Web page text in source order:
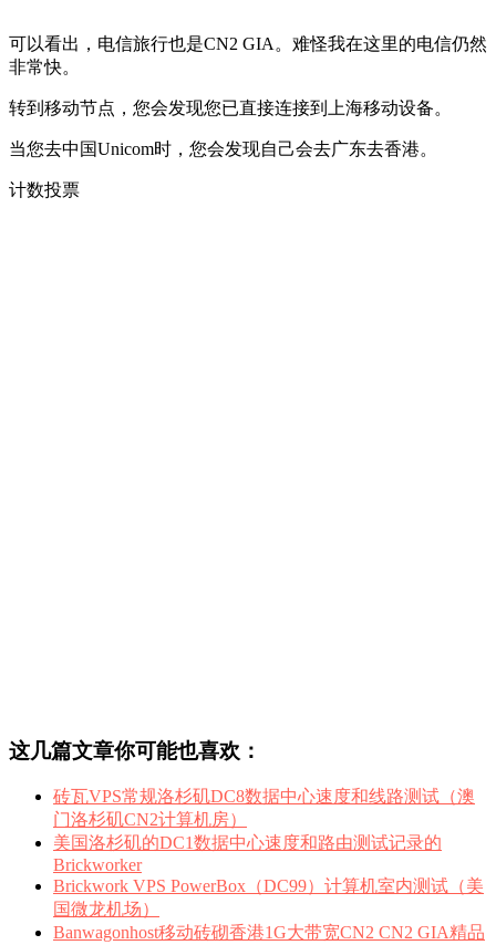
可以看出，电信旅行也是CN2 GIA。难怪我在这里的电信仍然
非常快。
转到移动节点，您会发现您已直接连接到上海移动设备。
当您去中国Unicom时，您会发现自己会去广东去香港。
计数投票
这几篇文章你可能也喜欢：
砖瓦VPS常规洛杉矶DC8数据中心速度和线路测试（澳
门洛杉矶CN2计算机房）
美国洛杉矶的DC1数据中心速度和路由测试记录的
Brickworker
Brickwork VPS PowerBox（DC99）计算机室内测试（美
国微龙机场）
Banwagonhost移动砖砌香港1G大带宽CN2 CN2 GIA精品